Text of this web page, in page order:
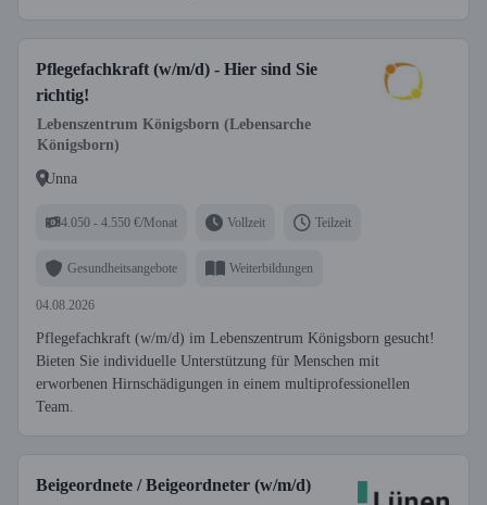
Pflegefachkraft (w/m/d) - Hier sind Sie
richtig!
Lebenszentrum Königsborn (Lebensarche
Königsborn)
Unna
4.050 - 4.550 €/Monat Vollzeit Teilzeit
Gesundheitsangebote Weiterbildungen
04.08.2026
Pflegefachkraft (w/m/d) im Lebenszentrum Königsborn gesucht!
Bieten Sie individuelle Unterstützung für Menschen mit
erworbenen Hirnschädigungen in einem multiprofessionellen
Team.
Beigeordnete / Beigeordneter (w/m/d)